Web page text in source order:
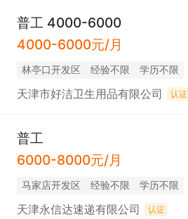
普工 4000-6000
4000-6000元/月
林亭口开发区 经验不限 学历不限
天津市好洁卫生用品有限公司 认证
普工
6000-8000元/月
马家店开发区 经验不限 学历不限
天津永信达速递有限公司 认证